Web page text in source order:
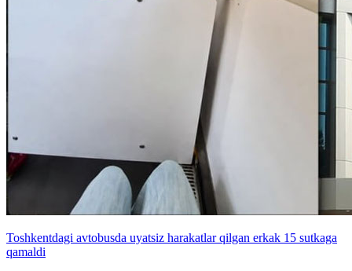
Toshkentdagi avtobusda uyatsiz harakatlar qilgan erkak 15 sutkaga
qamaldi